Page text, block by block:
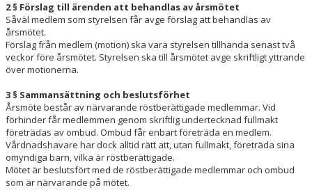
2 § Förslag till ärenden att behandlas av årsmötet
Såväl medlem som styrelsen får avge förslag att behandlas av
årsmötet.
Förslag från medlem (motion) ska vara styrelsen tillhanda senast två
veckor före årsmötet. Styrelsen ska till årsmötet avge skriftligt yttrande
över motionerna.
3 § Sammansättning och beslutsförhet
Årsmöte består av närvarande röstberättigade medlemmar. Vid
förhinder får medlemmen genom skriftlig undertecknad fullmakt
företrädas av ombud. Ombud får enbart företräda en medlem.
Vårdnadshavare har dock alltid rätt att, utan fullmakt, företräda sina
omyndiga barn, vilka är röstberättigade.
Mötet är beslutsfört med de röstberättigade medlemmar och ombud
som är närvarande på mötet.